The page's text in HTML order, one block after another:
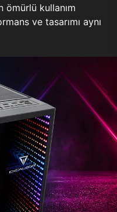
ömürlü kullanım
ve tasarımı aynı